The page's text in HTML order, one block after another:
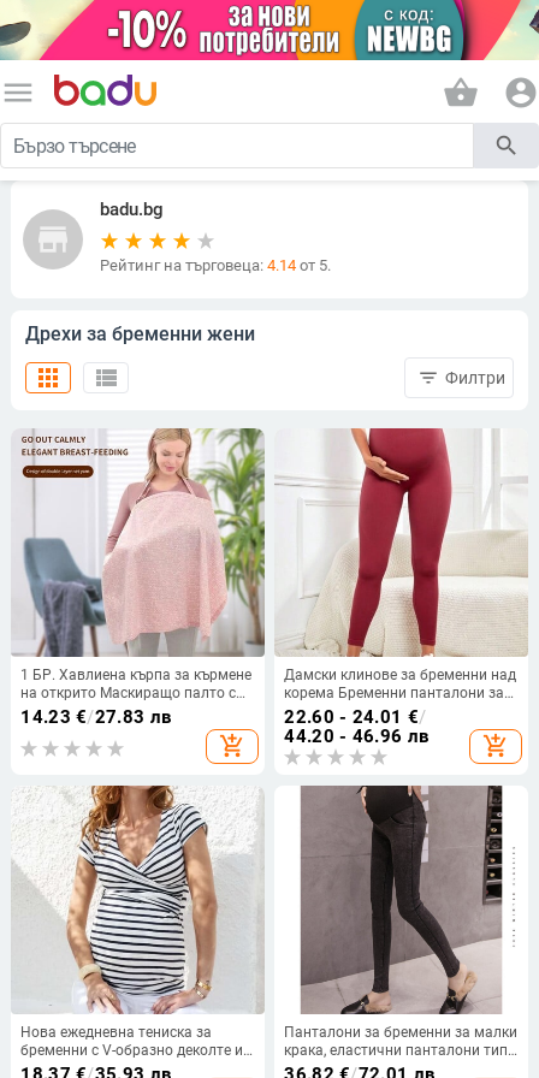
menu shopping_basket account_circle
search
store
badu.bg
Рейтинг на търговеца: 4.14от 5.
Дрехи за бременни жени
view_list
apps filter_list Филтри
1 БР. Хавлиена кърпа за кърмене
на открито Маскиращо палто с
многофункционална покривка
Дишаща и тънка през лятото
14.23 €/27.83 лв
add_shopping_cart
Дамски клинове за бременни над
корема Бременни панталони за
йога Активно облекло Клинове
за тренировка
22.60 - 24.01 €/
44.20 - 46.96 лв
add_shopping_cart
Нова ежедневна тениска за
бременни с V-образно деколте и
къс ръкав, преносима тениска за
Панталони за бременни за малки
крака, еластични панталони тип
молив за пролетно и есенно